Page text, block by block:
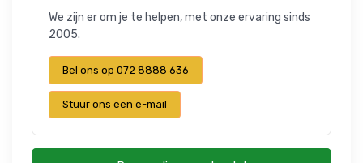
We zijn er om je te helpen, met onze ervaring sinds
2005.
Bel ons op 072 8888 636
Stuur ons een e-mail